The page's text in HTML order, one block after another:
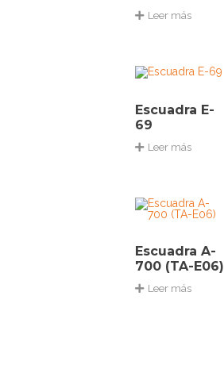
Leer más
Escuadra E-
69
Leer más
Escuadra A-
700 (TA-E06)
Leer más